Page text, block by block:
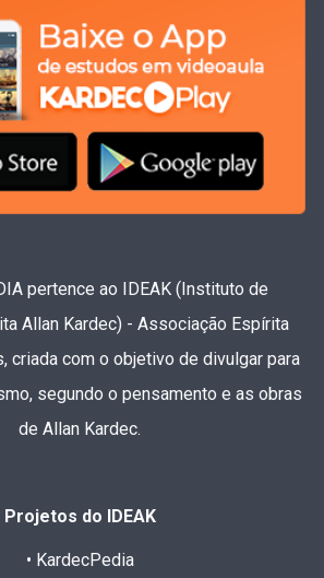
pertence ao IDEAK (Instituto de
Allan Kardec) - Associação Espírita
criada com o objetivo de divulgar para
segundo o pensamento e as obras
de Allan Kardec.
Projetos do IDEAK
• KardecPedia